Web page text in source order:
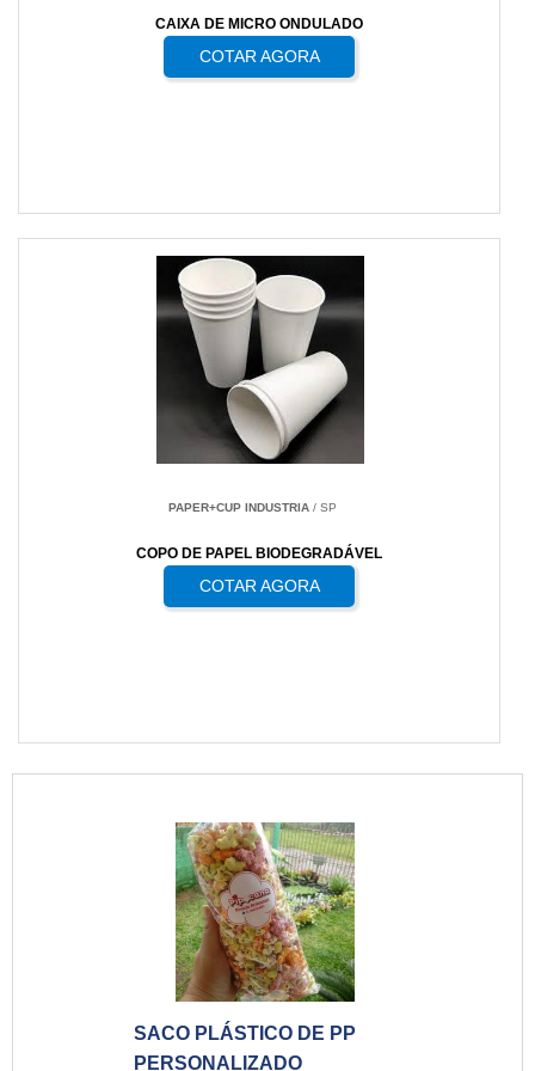
CAIXA DE MICRO ONDULADO
COTAR AGORA
PAPER+CUP INDUSTRIA / SP
COPO DE PAPEL BIODEGRADÁVEL
COTAR AGORA
SACO PLÁSTICO DE PP
PERSONALIZADO